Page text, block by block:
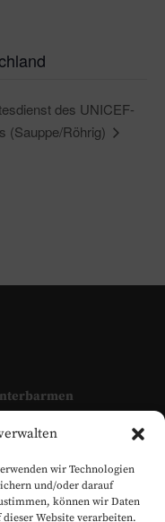
wir Technologien
und/oder darauf
können wir Daten
Website verarbeiten.
des UNICEF-
(Sauppe/Röhrig)
Kirchengemeinde